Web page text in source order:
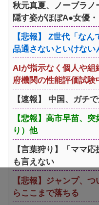
秋元真夏、ノーブラ
隠す姿がほぼA●女優・
【悲報】 Z世代「な
品通さないといけない
AIが指示なく個人や
府機関の性能評価試験
【速報】 中国、ガチで
【悲報】高市早苗、
り）他
【言葉狩り】「ママ
も言えない
【悲報】ジャンプ、
らここまで落ちる